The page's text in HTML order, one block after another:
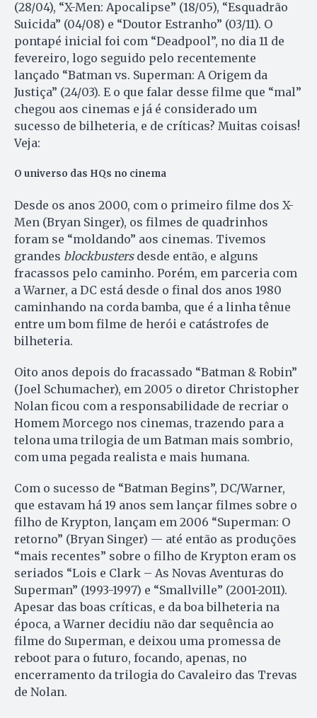
(28/04), “X-Men: Apocalipse” (18/05), “Esquadrão
Suicida” (04/08) e “Doutor Estranho” (03/11). O
pontapé inicial foi com “Deadpool”, no dia 11 de
fevereiro, logo seguido pelo recentemente
lançado “Batman vs. Superman: A Origem da
Justiça” (24/03). E o que falar desse filme que “mal”
chegou aos cinemas e já é considerado um
sucesso de bilheteria, e de críticas? Muitas coisas!
Veja:
O universo das HQs no cinema
Desde os anos 2000, com o primeiro filme dos X-
Men (Bryan Singer), os filmes de quadrinhos
foram se “moldando” aos cinemas. Tivemos
grandes blockbustersdesde então, e alguns
fracassos pelo caminho. Porém, em parceria com
a Warner, a DC está desde o final dos anos 1980
caminhando na corda bamba, que é a linha tênue
entre um bom filme de herói e catástrofes de
bilheteria.
Oito anos depois do fracassado “Batman & Robin”
(Joel Schumacher), em 2005 o diretor Christopher
Nolan ficou com a responsabilidade de recriar o
Homem Morcego nos cinemas, trazendo para a
telona uma trilogia de um Batman mais sombrio,
com uma pegada realista e mais humana.
Com o sucesso de “Batman Begins”, DC/Warner,
que estavam há 19 anos sem lançar filmes sobre o
filho de Krypton, lançam em 2006 “Superman: O
retorno” (Bryan Singer) — até então as produções
“mais recentes” sobre o filho de Krypton eram os
seriados “Lois e Clark – As Novas Aventuras do
Superman” (1993-1997) e “Smallville” (2001-2011).
Apesar das boas críticas, e da boa bilheteria na
época, a Warner decidiu não dar sequência ao
filme do Superman, e deixou uma promessa de
reboot para o futuro, focando, apenas, no
encerramento da trilogia do Cavaleiro das Trevas
de Nolan.